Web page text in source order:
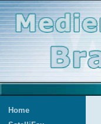
Home